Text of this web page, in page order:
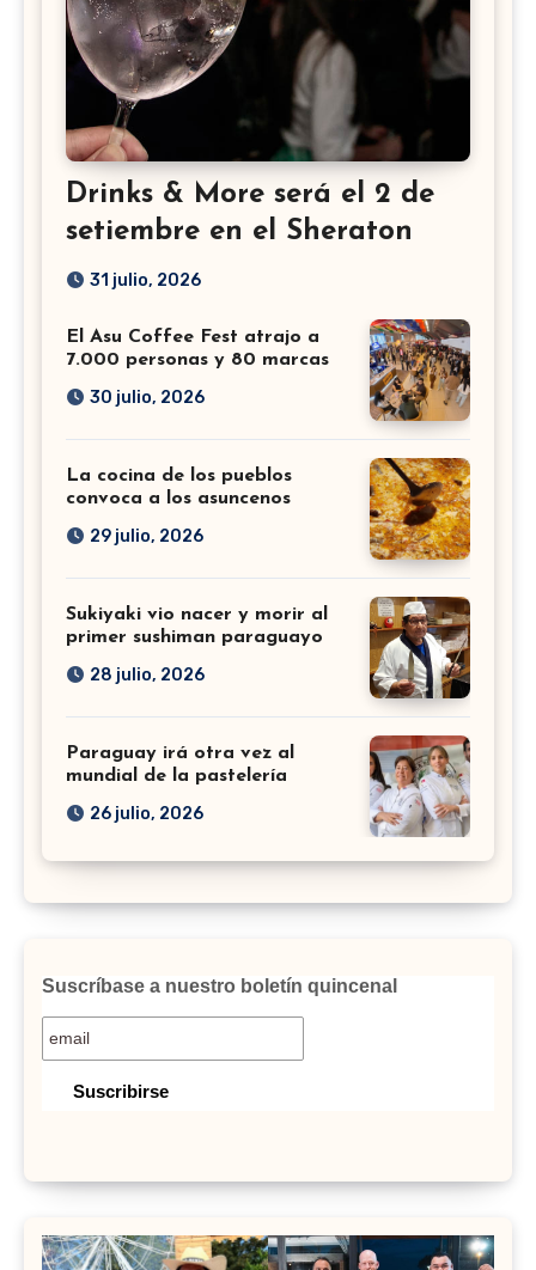
Drinks & More será el 2 de
setiembre en el Sheraton
31 julio, 2026
El Asu Coffee Fest atrajo a
7.000 personas y 80 marcas
30 julio, 2026
La cocina de los pueblos
convoca a los asuncenos
29 julio, 2026
Sukiyaki vio nacer y morir al
primer sushiman paraguayo
28 julio, 2026
Paraguay irá otra vez al
mundial de la pastelería
26 julio, 2026
Suscríbase a nuestro boletín quincenal